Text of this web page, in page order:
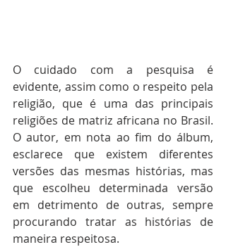
O cuidado com a pesquisa é
evidente, assim como o respeito pela
religião, que é uma das principais
religiões de matriz africana no Brasil.
O autor, em nota ao fim do álbum,
esclarece que existem diferentes
versões das mesmas histórias, mas
que escolheu determinada versão
em detrimento de outras, sempre
procurando tratar as histórias de
maneira respeitosa.